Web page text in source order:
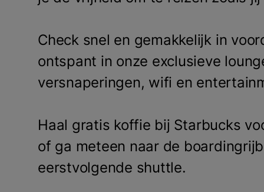
Check snel en gemakkelijk in
ontspant in onze exclusieve
versnaperingen, wifi en
Haal gratis koffie bij Starbucks
of ga meteen naar de
eerstvolgende shuttle.